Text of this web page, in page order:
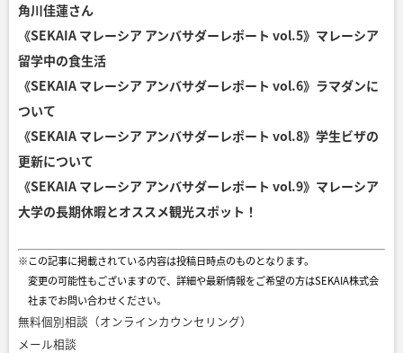
角川佳蓮さん
《SEKAIA マレーシア アンバサダーレポート vol.5》マレーシア
留学中の食生活
《SEKAIA マレーシア アンバサダーレポート vol.6》ラマダンに
ついて
《SEKAIA マレーシア アンバサダーレポート vol.8》学生ビザの
更新について
《SEKAIA マレーシア アンバサダーレポート vol.9》マレーシア
大学の長期休暇とオススメ観光スポット！
※この記事に掲載されている内容は投稿日時点のものとなります。
変更の可能性もございますので、詳細や最新情報をご希望の方はSEKAIA株式会
社までお問い合わせください。
無料個別相談（オンラインカウンセリング）
メール相談